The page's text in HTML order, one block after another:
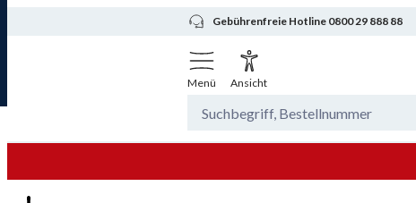
Gebührenfreie Hotline 0800 29 888 88
Menü Ansicht